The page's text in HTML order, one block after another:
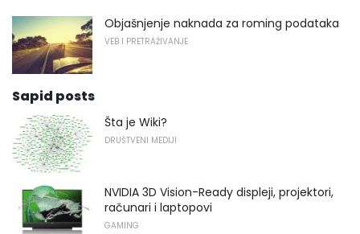
Objašnjenje naknada za roming podataka
VEB I PRETRAŽIVANJE
Sapid posts
Šta je Wiki?
DRUŠTVENI MEDIJI
NVIDIA 3D Vision-Ready displeji, projektori,
računari i laptopovi
GAMING